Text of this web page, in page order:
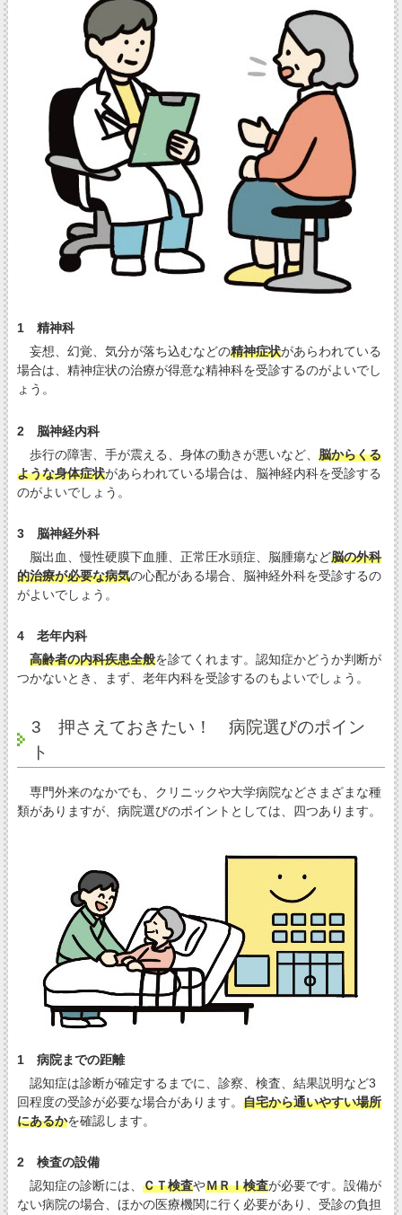
1 精神科
妄想、幻覚、気分が落ち込むなどの精神症状があらわれている
場合は、精神症状の治療が得意な精神科を受診するのがよいでし
ょう。
2 脳神経内科
歩行の障害、手が震える、身体の動きが悪いなど、 脳からくる
ような身体症状があらわれている場合は、脳神経内科を受診する
のがよいでしょう。
3 脳神経外科
脳出血、慢性硬膜下血腫、正常圧水頭症、脳腫瘍など脳の外科
的治療が必要な病気の心配がある場合、脳神経外科を受診するの
がよいでしょう。
4 老年内科
高齢者の内科疾患全般を診てくれます。認知症かどうか判断が
つかないとき、まず、老年内科を受診するのもよいでしょう。
3 押さえておきたい！ 病院選びのポイン
ト
専門外来のなかでも、クリニックや大学病院などさまざまな種
類がありますが、病院選びのポイントとしては、四つあります。
1 病院までの距離
認知症は診断が確定するまでに、診察、検査、結果説明など3
回程度の受診が必要な場合があります。 自宅から通いやすい場所
にあるかを確認します。
2 検査の設備
認知症の診断には、 ＣＴ検査やＭＲＩ検査が必要です。設備が
ない病院の場合、ほかの医療機関に行く必要があり、受診の負担